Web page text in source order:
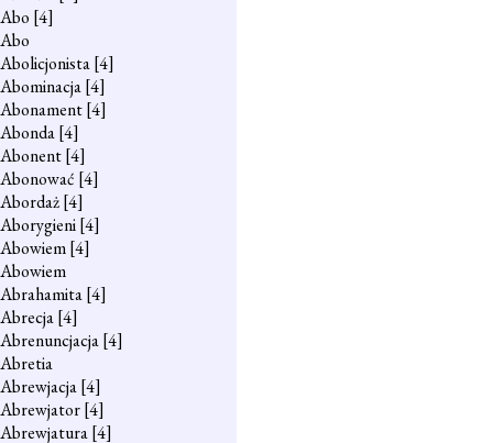
Abo [4]
Abo
Abolicjonista[4]
Abominacja[4]
Abonament[4]
Abonda[4]
Abonent[4]
Abonować [4]
Abordaż[4]
Aborygieni[4]
Abowiem[4]
Abowiem
Abrahamita[4]
Abrecja[4]
Abrenuncjacja[4]
Abretia
Abrewjacja[4]
Abrewjator[4]
Abrewjatura[4]